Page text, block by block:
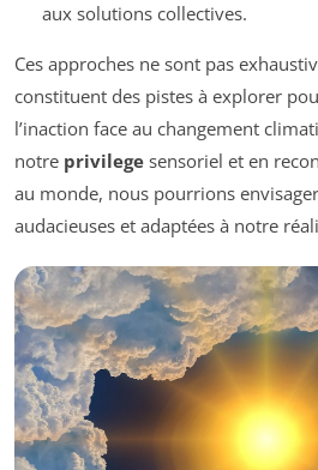
aux solutions collectives.
Ces approches ne sont pas
constituent des pistes à explorer
l’inaction face au changement
notre privilege sensoriel et en
au monde, nous pourrions
audacieuses et adaptées à notre